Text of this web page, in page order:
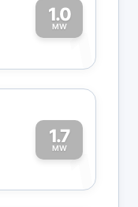
1.0
MW1
1.7
MW1